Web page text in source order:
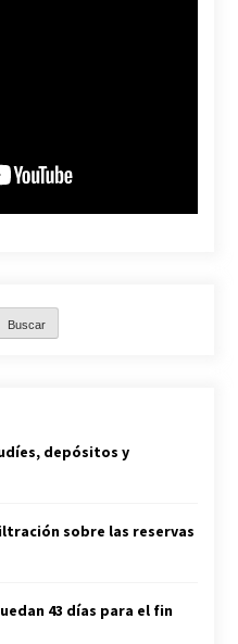
Buscar
depósitos y
sobre las reservas
43 días para el fin